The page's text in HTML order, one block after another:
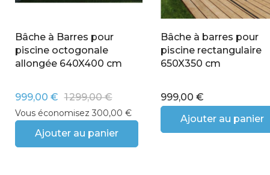
Bâche à Barres pour
piscine octogonale
allongée 640X400 cm
999,00 € 1 299,00 €
Vous économisez 300,00 €
Ajouter au panier
Bâche à barres pour
piscine rectangulaire
650X350 cm
999,00 €
Ajouter au panier